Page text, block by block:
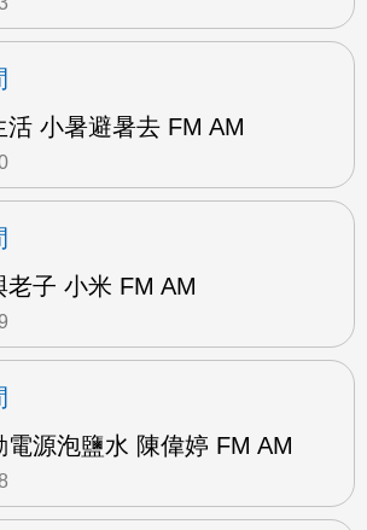
活 小暑避暑去 FM AM
老子 小米 FM AM
電源泡鹽水 陳偉婷 FM AM